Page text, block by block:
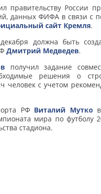
правительству России
данных ФИФА в связи с
сайт Кремля.
должна быть
Дмитрий Медведев.
получил задание
решения о
человек с учетом
РФ Виталий Мутко
мира по футболу
стадиона.